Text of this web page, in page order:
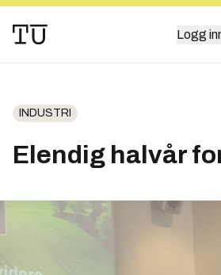
Logg
INDUSTRI
Elendig halvår